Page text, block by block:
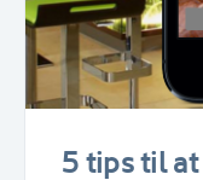
5 tips til